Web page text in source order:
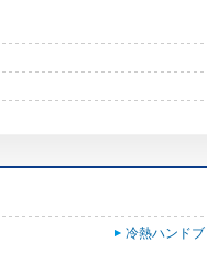
冷熱ハンド